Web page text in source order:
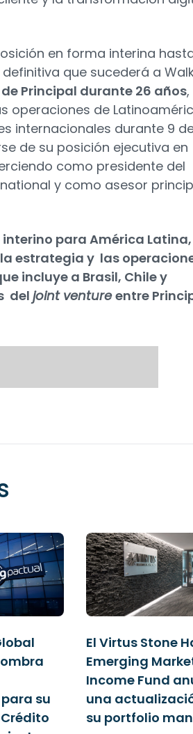
en forma interina
que sucederá a
Principal durante 26 años,
operaciones de
internacionales durante 9
de su posición ejecutiva en
como presidente del
y como asesor
para América Latina,
estrategia y las
incluye a Brasil, Chile y
del joint ventureentre
su
El Virtus Stone
Emerging
Income Fund
una
su portfolio